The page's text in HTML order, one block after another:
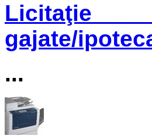
gajate/
...